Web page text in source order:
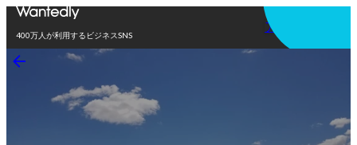
400万人が利用するビジネスSNS
アプリを使う